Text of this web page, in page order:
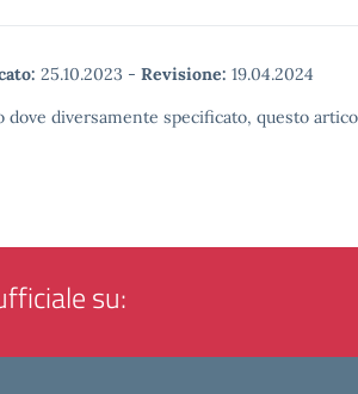
25.10.2023 - Revisione: 19.04.2024
dove diversamente specificato, questo
su: